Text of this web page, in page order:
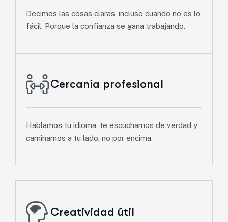
Decimos las cosas claras, incluso cuando no es lo
fácil. Porque la confianza se gana trabajando.
Cercanía profesional
Hablamos tu idioma, te escuchamos de verdad y
caminamos a tu lado, no por encima.
Creatividad útil